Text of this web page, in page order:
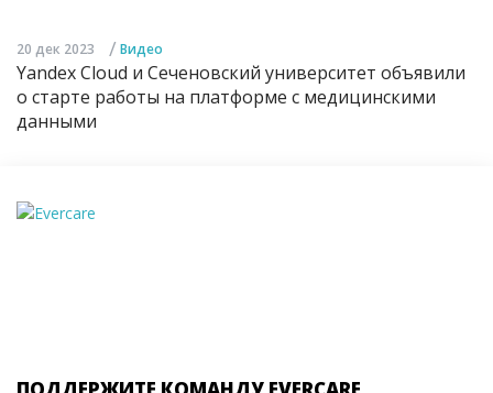
20 дек 2023 / Видео
Yandex Cloud и Сеченовский университет объявили
о старте работы на платформе с медицинскими
данными